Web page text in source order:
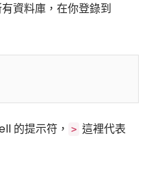
資料庫，在你登錄到
的提示符， > 這裡代表